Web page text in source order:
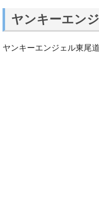
ヤンキーエン
ヤンキーエンジェル東尾